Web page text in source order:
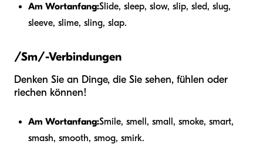
Am Wortanfang:Slide, sleep, slow, slip, sled, slug,
sleeve, slime, sling, slap.
/Sm/-Verbindungen
Denken Sie an Dinge, die Sie sehen, fühlen oder
riechen können!
Am Wortanfang:Smile, smell, small, smoke, smart,
smash, smooth, smog, smirk.